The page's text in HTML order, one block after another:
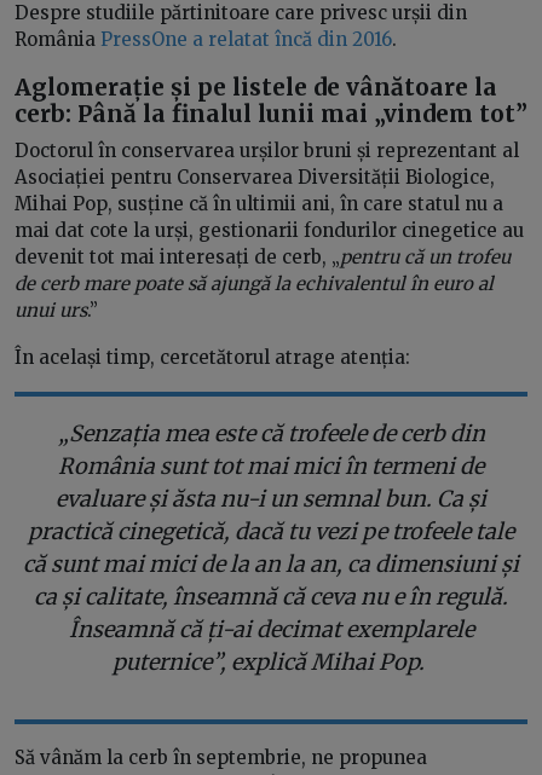
Despre studiile părtinitoare care privesc urșii din
România PressOne a relatat încă din 2016.
Aglomerație și pe listele de vânătoare la
cerb: Până la finalul lunii mai „vindem tot”
Doctorul în conservarea urșilor bruni și reprezentant al
Asociației pentru Conservarea Diversității Biologice,
Mihai Pop, susține că în ultimii ani, în care statul nu a
mai dat cote la urși, gestionarii fondurilor cinegetice au
devenit tot mai interesați de cerb, „pentru că un trofeu
de cerb mare poate să ajungă la echivalentul în euro al
unui urs.”
În același timp, cercetătorul atrage atenția:
„Senzația mea este că trofeele de cerb din
România sunt tot mai mici în termeni de
evaluare și ăsta nu-i un semnal bun. Ca și
practică cinegetică, dacă tu vezi pe trofeele tale
că sunt mai mici de la an la an, ca dimensiuni și
ca și calitate, înseamnă că ceva nu e în regulă.
Înseamnă că ți-ai decimat exemplarele
puternice”, explică Mihai Pop.
Să vânăm la cerb în septembrie, ne propunea